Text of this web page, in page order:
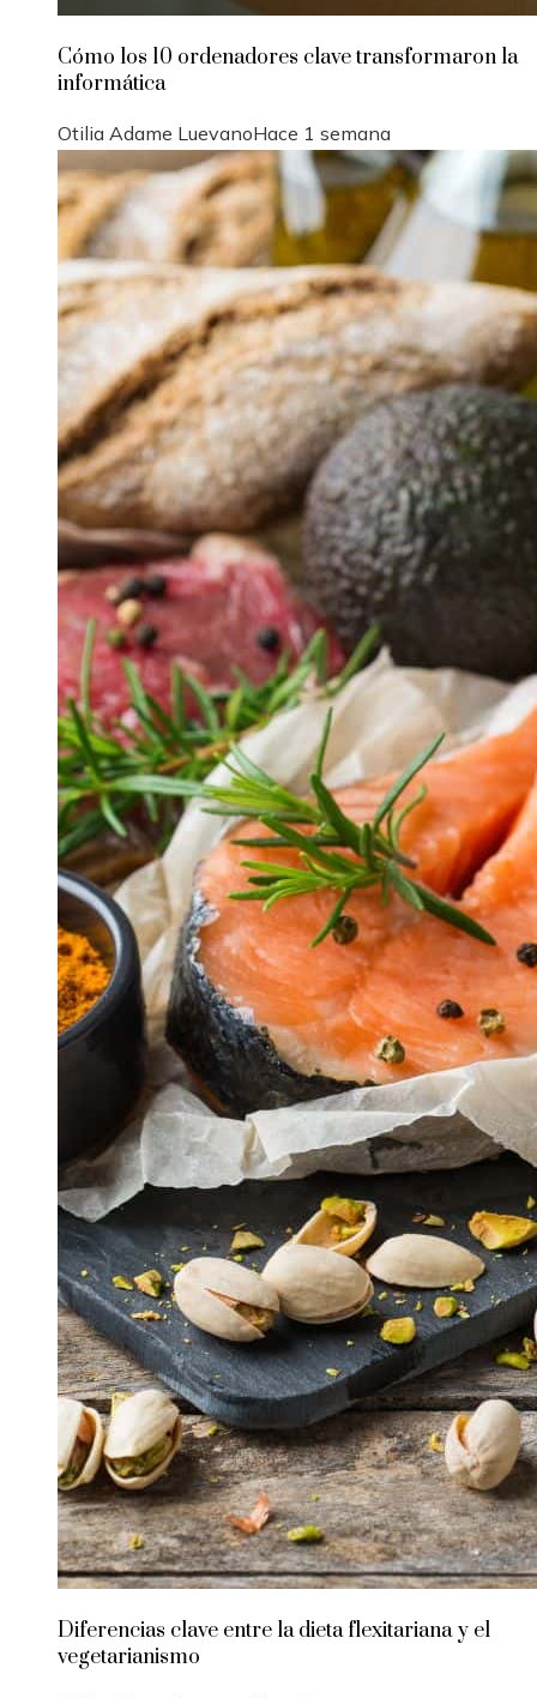
Cómo los 10 ordenadores clave transformaron la
informática
Otilia Adame LuevanoHace 1 semana
Diferencias clave entre la dieta flexitariana y el
vegetarianismo